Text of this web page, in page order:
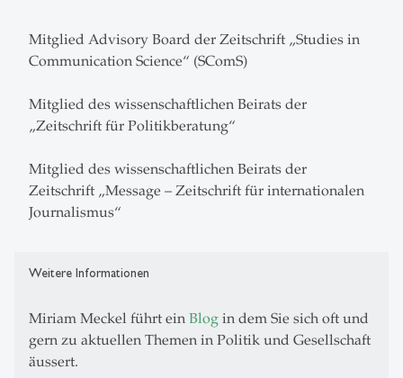
Mitglied Advisory Board der Zeitschrift „Studies in
Communication Science“ (SComS)
Mitglied des wissenschaftlichen Beirats der
„Zeitschrift für Politikberatung“
Mitglied des wissenschaftlichen Beirats der
Zeitschrift „Message – Zeitschrift für internationalen
Journalismus“
Weitere Informationen
Miriam Meckel führt ein Blog in dem Sie sich oft und
gern zu aktuellen Themen in Politik und Gesellschaft
äussert.